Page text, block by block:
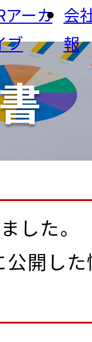
鉱業建設・
リティ・
アーカ
ブ
IRカレ
IRよ
会
報
会社概
メデ
CSR
ティ
サイバ
した。
開し